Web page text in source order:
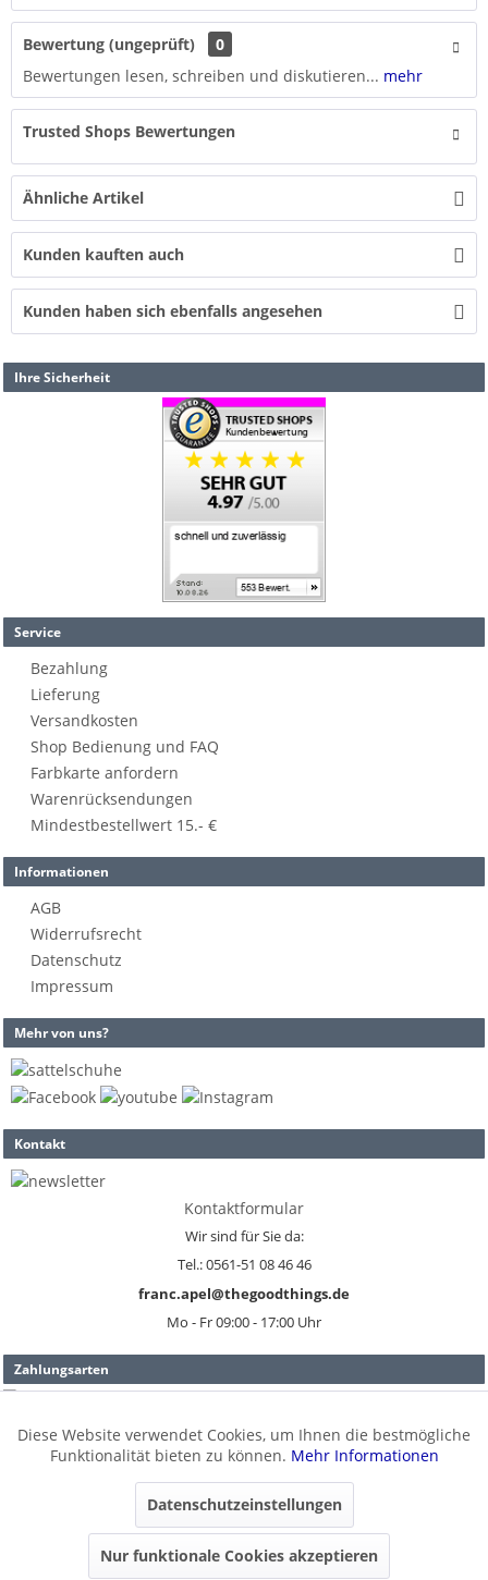
Bewertung (ungeprüft)
0
Bewertungen lesen, schreiben und diskutieren... mehr
Trusted Shops Bewertungen
Ähnliche Artikel
Kunden kauften auch
Kunden haben sich ebenfalls angesehen
Ihre Sicherheit
Service
Bezahlung
Lieferung
Versandkosten
Shop Bedienung und FAQ
Farbkarte anfordern
Warenrücksendungen
Mindestbestellwert 15.- €
Informationen
AGB
Widerrufsrecht
Datenschutz
Impressum
Mehr von uns?
Kontakt
Kontaktformular
Wir sind für Sie da:
Tel.: 0561-51 08 46 46
franc.apel@thegoodthings.de
Mo - Fr 09:00 - 17:00 Uhr
Zahlungsarten
Versand
* Alle Preise inkl. gesetzl. Mehrwertsteuer zzgl.Versandkosten
Funktionale Aktiv
Aktiv
Diese Website verwendet Cookies, um Ihnen die bestmögliche
Funktionalität bieten zu können. Mehr Informationen
Datenschutzeinstellungen
Nur funktionale Cookies akzeptieren